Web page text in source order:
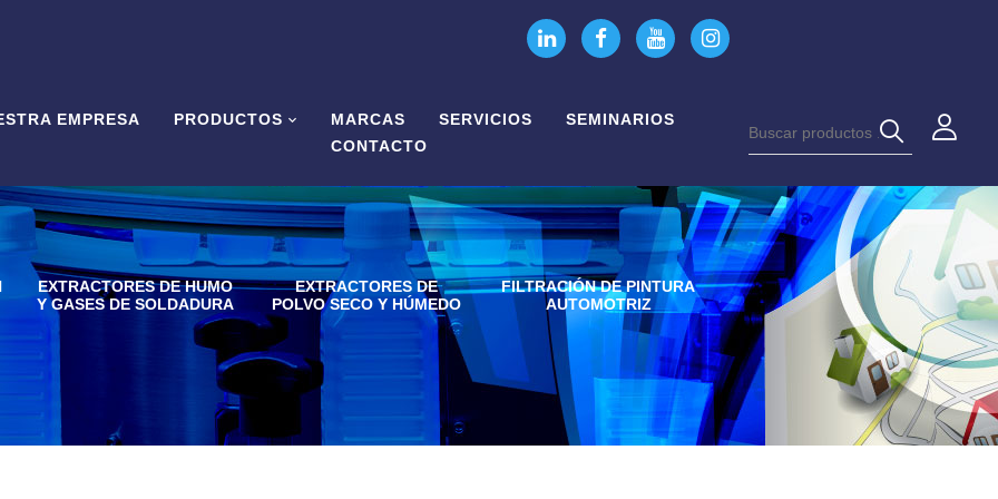
EMPRESA PRODUCTOS MARCAS SERVICIOS
SEMINARIOS
CONTACTO
EXTRACTORES DE HUMO
Y GASES DE SOLDADURA
EXTRACTORES DE
POLVO SECO Y HÚMEDO
FILTRACIÓN DE PINTURA
AUTOMOTRIZ
FILTRACIÓN DE PINTURA
AUTOMOTRIZ, RESINAS,
SOLVENTES Y ACEITE
HIDRÁULICO